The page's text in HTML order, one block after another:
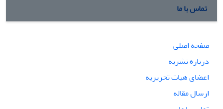
تماس با ما
صفحه اصلی
درباره نشریه
اعضای هیات تحریریه
ارسال مقاله